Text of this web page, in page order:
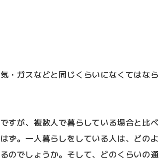
・ガスなどと同じくらいになくてはなら
すが、複数人で暮らしている場合と比べ
ず。一人暮らしをしている人は、どのよ
のでしょうか。そして、どのくらいの通